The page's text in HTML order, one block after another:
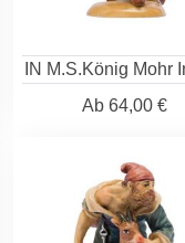
IN M.S.König Mohr
Ab64,00 €